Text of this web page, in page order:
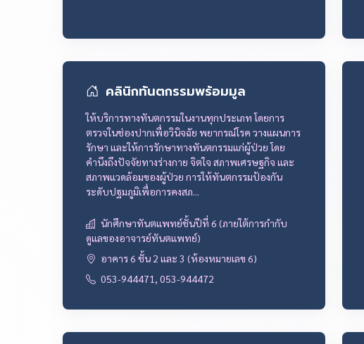
คลินิกทันตกรรมพร้อมมูล
ให้บริการทางทันตกรรมในงานทุกประเภท โดยการ
ตรวจในช่องปากเพื่อวินิจฉัย พยากรณ์โรค วางแผนการ
รักษา และให้การรักษาทางทันตกรรมแก่ผู้ป่วย โดย
คำนึงถึงปัจจัยทางร่างกาย จิตใจ สภาพเศรษฐกิจ และ
สภาพแวดล้อมของผู้ป่วย การให้ทันตกรรมป้องกัน
ระดับปฐมภูมิเพื่อการคงสภ...
นักศึกษาทันตแพทย์ชั้นปีที่ 6 (ภายใต้การกำกับ
ดูแลของอาจารย์ทันตแพทย์)
อาคาร 6 ชั้น 2 และ 3 (ห้องหมายเลข 6)
053-944471, 053-944472